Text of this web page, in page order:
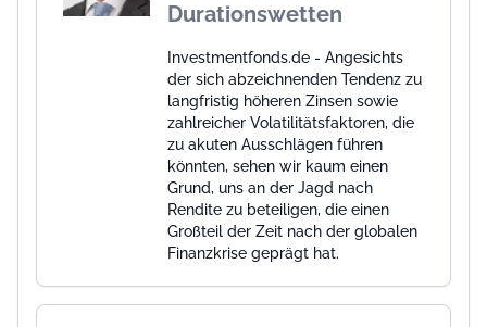
Durationswetten
Investmentfonds.de - Angesichts
der sich abzeichnenden Tendenz zu
langfristig höheren Zinsen sowie
zahlreicher Volatilitätsfaktoren, die
zu akuten Ausschlägen führen
könnten, sehen wir kaum einen
Grund, uns an der Jagd nach
Rendite zu beteiligen, die einen
Großteil der Zeit nach der globalen
Finanzkrise geprägt hat.